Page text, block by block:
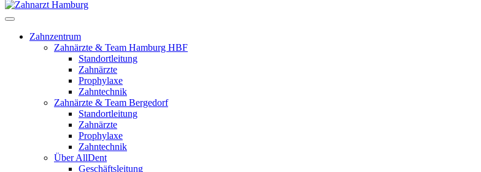
Zahnzentrum
Zahnärzte & Team Hamburg HBF
Standortleitung
Zahnärzte
Prophylaxe
Zahntechnik
Zahnärzte & Team Bergedorf
Standortleitung
Zahnärzte
Prophylaxe
Zahntechnik
Über AllDent
Geschäftsleitung